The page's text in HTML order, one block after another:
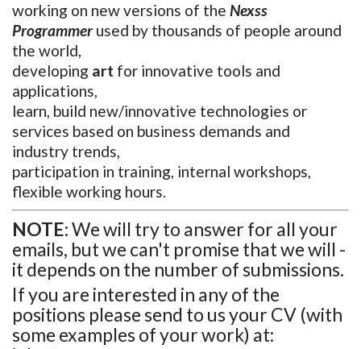
working on new versions of the Nexss
Programmerused by thousands of people around
the world,
developing art for innovative tools and
applications,
learn, build new/innovative technologies or
services based on business demands and
industry trends,
participation in training, internal workshops,
flexible working hours.
NOTE:We will try to answer for all your
emails, but we can't promise that we will -
it depends on the number of submissions.
If you are interested in any of the
positions please send to us your CV (with
some examples of your work) at: